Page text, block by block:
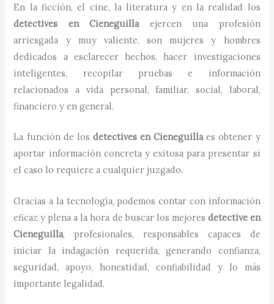
En la ficción, el cine, la literatura y en la realidad los
detectives en
Cieneguilla ejercen una profesión
arriesgada y muy valiente, son mujeres y hombres
dedicados a esclarecer hechos, hacer investigaciones
inteligentes, recopilar pruebas e información
relacionados a vida personal, familiar, social, laboral,
financiero y en general.
La función de los detectivesenCieneguillaes obtener y
aportar información concreta y exitosa para presentar si
el caso lo requiere a cualquier juzgado.
Gracias a la tecnología, podemos contar con información
eficaz y plena a la hora de buscar los mejores detective en
Cieneguilla, profesionales, responsables capaces de
iniciar la indagación requerida, generando confianza,
seguridad, apoyo, honestidad, confiabilidad y lo más
importante legalidad.